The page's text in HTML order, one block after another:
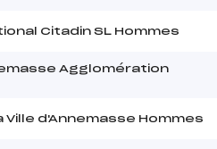
Citadin SL Hommes
Agglomération
Ville d'Annemasse Hommes